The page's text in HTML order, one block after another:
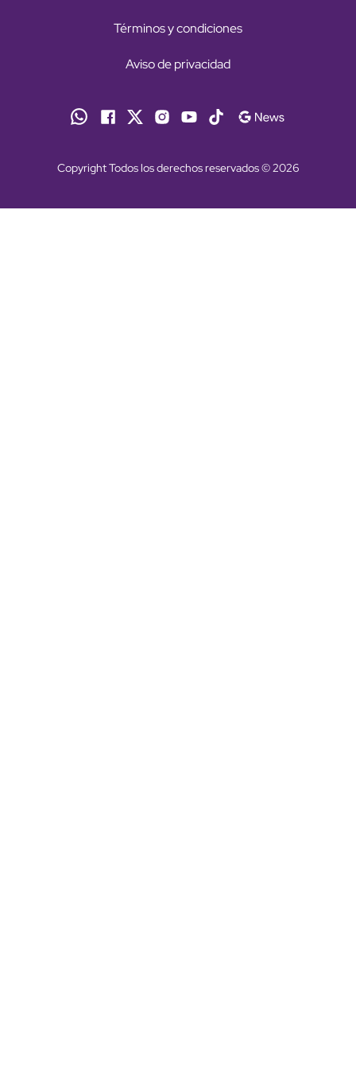
Términos y condiciones
Aviso de privacidad
Copyright Todos los derechos reservados © 2026